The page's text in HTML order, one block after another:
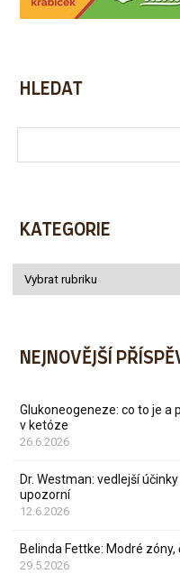
HLEDAT
KATEGORIE
NEJNOVĚJŠÍ
Glukoneogeneze: co to je a
v ketóze
26.6.2026
Dr. Westman: vedlejší
upozorní
12.6.2026
Belinda Fettke: Modré
29.5.2026